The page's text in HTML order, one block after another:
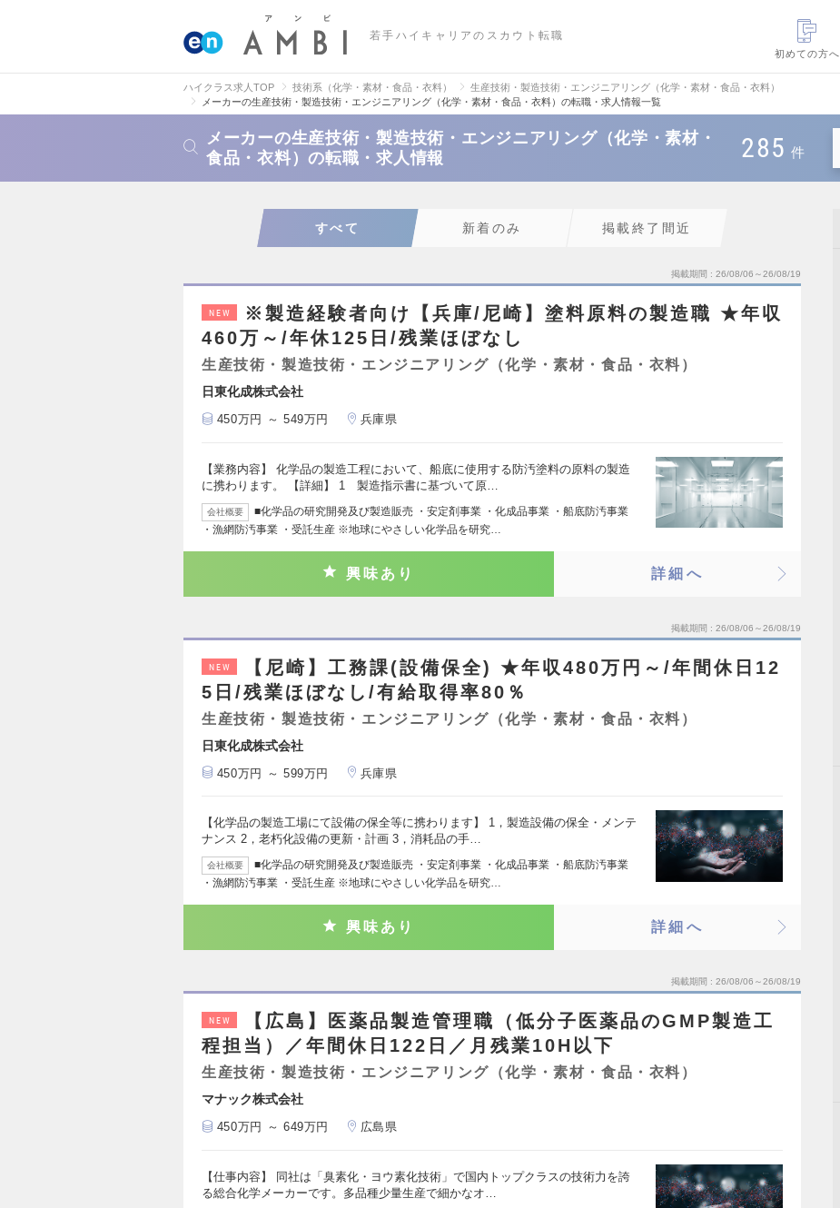
若手ハイキャリアのスカウト転職
初めての方へ
ハイクラス求人TOP 技術系（化学・素材・食品・衣料）
生産技術・製造技術・エンジニアリング（化学・素材・食品・衣料）
メーカーの生産技術・製造技術・エンジニアリング（化学・素材・食品・衣料）の転職・求人情報一覧
メーカーの生産技術・製造技術・エンジニアリング（化学・素材・
食品・衣料）の転職・求人情報
285 件
すべて 新着のみ 掲載終了間近
掲載期間 26/08/06～26/08/19
NEW
※製造経験者向け【兵庫/尼崎】塗料原料の製造職 ★年収
460万～/年休125日/残業ほぼなし
生産技術・製造技術・エンジニアリング（化学・素材・食品・衣料）
日東化成株式会社
450万円 ～ 549万円 兵庫県
【業務内容】 化学品の製造工程において、船底に使用する防汚塗料の原料の製造
に携わります。 【詳細】 1 製造指示書に基づいて原…
会社概要
■化学品の研究開発及び製造販売 ・安定剤事業 ・化成品事業 ・船底防汚事業
・漁網防汚事業 ・受託生産 ※地球にやさしい化学品を研究…
興味あり 詳細へ
掲載期間 26/08/06～26/08/19
NEW
【尼崎】工務課(設備保全) ★年収480万円～/年間休日12
5日/残業ほぼなし/有給取得率80％
生産技術・製造技術・エンジニアリング（化学・素材・食品・衣料）
日東化成株式会社
450万円 ～ 599万円 兵庫県
【化学品の製造工場にて設備の保全等に携わります】 1，製造設備の保全・メンテ
ナンス 2，老朽化設備の更新・計画 3，消耗品の手…
会社概要
■化学品の研究開発及び製造販売 ・安定剤事業 ・化成品事業 ・船底防汚事業
・漁網防汚事業 ・受託生産 ※地球にやさしい化学品を研究…
興味あり 詳細へ
掲載期間 26/08/06～26/08/19
NEW
【広島】医薬品製造管理職（低分子医薬品のGMP製造工
程担当）／年間休日122日／月残業10H以下
生産技術・製造技術・エンジニアリング（化学・素材・食品・衣料）
マナック株式会社
450万円 ～ 649万円 広島県
【仕事内容】 同社は「臭素化・ヨウ素化技術」で国内トップクラスの技術力を誇
る総合化学メーカーです。多品種少量生産で細かなオ…